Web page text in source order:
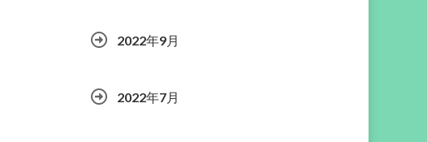
2022年9月
2022年7月